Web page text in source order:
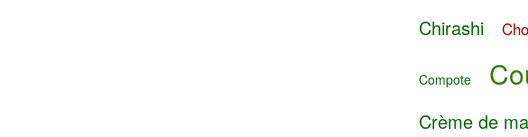
Chirashi
Compote
Crème de